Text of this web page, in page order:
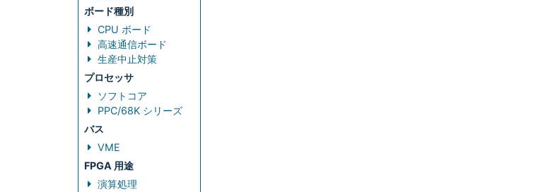
ボード種別
CPU ボード
高速通信ボード
生産中止対策
プロセッサ
ソフトコア
PPC/68K シリーズ
バス
VME
FPGA 用途
演算処理